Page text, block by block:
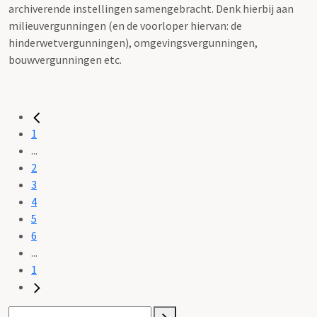
archiverende instellingen samengebracht. Denk hierbij aan
milieuvergunningen (en de voorloper hiervan: de
hinderwetvergunningen), omgevingsvergunningen,
bouwvergunningen etc.
1
...
2
3
4
5
6
...
1